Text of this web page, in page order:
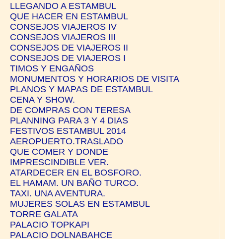
LLEGANDO A ESTAMBUL
QUE HACER EN ESTAMBUL
CONSEJOS VIAJEROS IV
CONSEJOS VIAJEROS III
CONSEJOS DE VIAJEROS II
CONSEJOS DE VIAJEROS I
TIMOS Y ENGAÑOS
MONUMENTOS Y HORARIOS DE VISITA
PLANOS Y MAPAS DE ESTAMBUL
CENA Y SHOW.
DE COMPRAS CON TERESA
PLANNING PARA 3 Y 4 DIAS
FESTIVOS ESTAMBUL 2014
AEROPUERTO.TRASLADO
QUE COMER Y DONDE
IMPRESCINDIBLE VER.
ATARDECER EN EL BOSFORO.
EL HAMAM. UN BAÑO TURCO.
TAXI. UNA AVENTURA.
MUJERES SOLAS EN ESTAMBUL
TORRE GALATA
PALACIO TOPKAPI
PALACIO DOLNABAHCE